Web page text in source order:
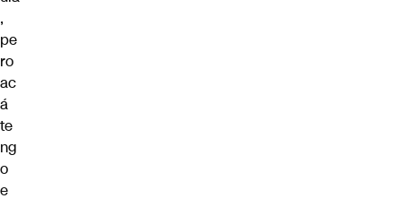
,
pe
ro
ac
á
te
ng
o
e